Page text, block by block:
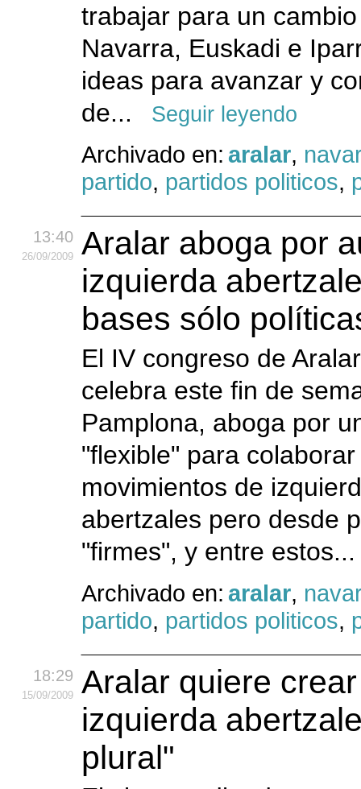
trabajar para un
Navarra, Euskadi e
ideas para avanzar y
de...
Seguir leyendo
Archivado en: aralar,
partido, partidos politicos,
13:40
26/09/2009
Aralar aboga por
izquierda
bases sólo
El IV congreso de
celebra este fin de
Pamplona, aboga por
"flexible" para
movimientos de
abertzales pero desde
"firmes", y entre
Archivado en: aralar,
partido, partidos politicos,
18:29
15/09/2009
Aralar quiere
izquierda
plural"